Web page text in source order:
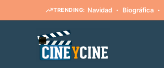
TRENDING: Navidad · Biográfica ·